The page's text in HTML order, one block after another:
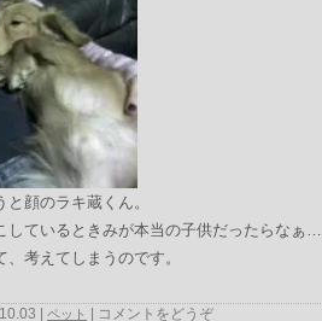
と顔のラキ蔵くん。
しているときみが本当の子供だったらなぁ…
、考えてしまうのです。
ペット コメントをどうぞ